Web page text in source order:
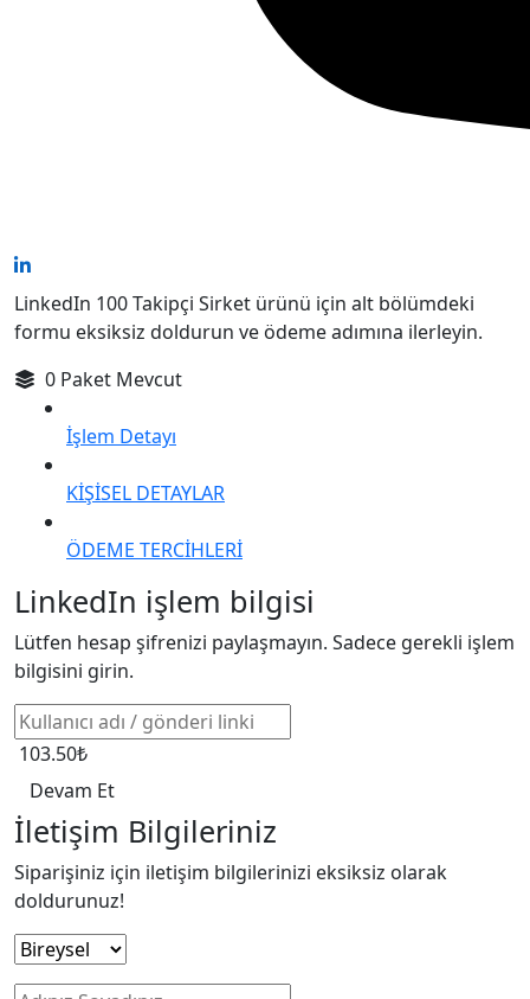
LinkedIn 100 Takipçi Sirket ürünü için alt bölümdeki
formu eksiksiz doldurun ve ödeme adımına ilerleyin.
0 Paket Mevcut
İşlem Detayı
KİŞİSEL DETAYLAR
ÖDEME TERCİHLERİ
LinkedIn işlem bilgisi
Lütfen hesap şifrenizi paylaşmayın. Sadece gerekli işlem
bilgisini girin.
103.50₺
Devam Et
İletişim Bilgileriniz
Siparişiniz için iletişim bilgilerinizi eksiksiz olarak
doldurunuz!